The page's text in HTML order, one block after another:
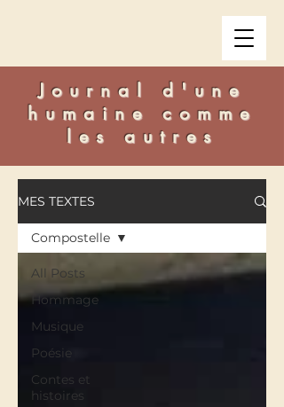
Journal d'une
humaine comme
les autres
MES TEXTES
All Posts
Hommage
Musique
Poésie
Contes et
histoires
Compostelle